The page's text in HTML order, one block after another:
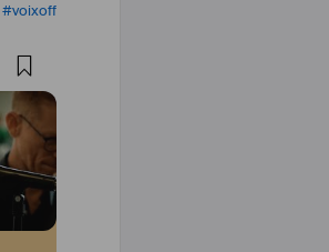
#voixoff